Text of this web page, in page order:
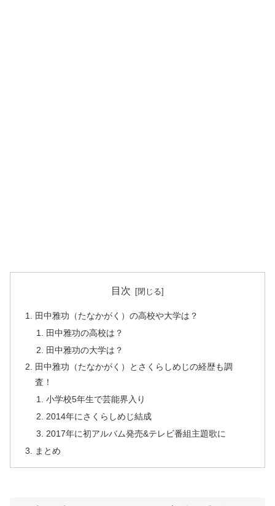
目次
田中雅功（たなかがく）の高校や大学は？
田中雅功の高校は？
田中雅功の大学は？
田中雅功（たなかがく）とさくらしめじの経歴も調
査！
小学校5年生で芸能界入り
2014年にさくらしめじ結成
2017年に初アルバム発売&テレビ番組主題歌に
まとめ